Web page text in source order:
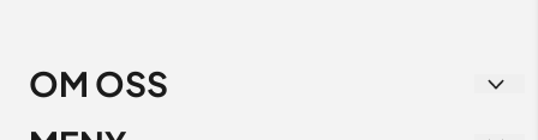
OM OSS
Vakre Vene